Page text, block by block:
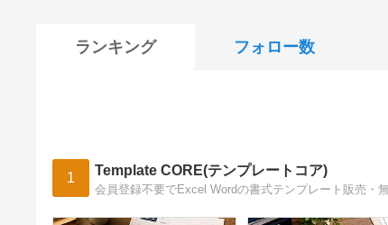
ランキング フォロー数
1 Template CORE(テンプレートコア)
会員登録不要でExcel Wordの書式テンプレート販売・